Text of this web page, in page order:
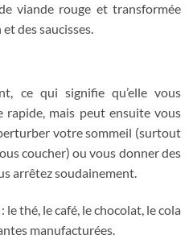
viande rouge et transformée
des saucisses.
ce qui signifie qu’elle vous
rapide, mais peut ensuite vous
votre sommeil (surtout
coucher) ou vous donner des
arrêtez soudainement.
le thé, le café, le chocolat, le cola
manufacturées.